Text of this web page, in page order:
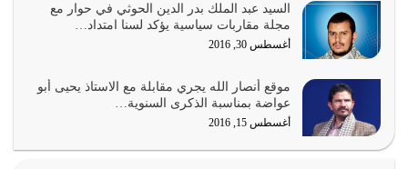
وعد الله تعالى من يُقتل في سبيله بالحياة الأبدية والرزق
والاستبشار والنجاة والخلود في…
يوليو 29, 2026
القرآن الكريم هو أهم مصدر لمعرفة رسول الله معرفة سيرته
معرفة شخصيته معرفة عظمته
يوليو 28, 2026
السيد عبد الملك بدر الدين الحوثي في حوار مع
مجلة مقاربات سياسية يؤكد لسنا امتداد…
أغسطس 30, 2016
موقع أنصار الله يجري مقابلة مع الاستاذ يحيى أبو
عواضة بمناسبة الذكرى السنوية…
أغسطس 15, 2016